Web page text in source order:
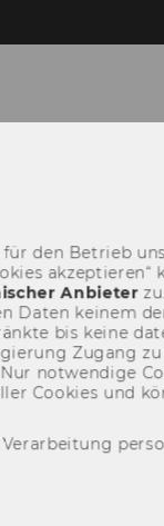
für den Be­trieb
An­bie­ter
Daten kei­nem
bis keine
Zu­gang
not­wen­di­ge
Coo­kies und